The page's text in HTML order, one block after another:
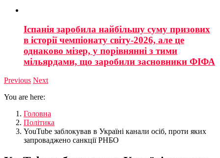
Іспанія заробила найбільшу суму призових
в історії чемпіонату світу-2026, але це
однаково мізер, у порівнянні з тими
мільярдами, що заробили засновники ФІФА
Previous Next
You are here:
Головна
Політика
YouTube заблокував в Україні канали осіб, проти яких
запроваджено санкції РНБО